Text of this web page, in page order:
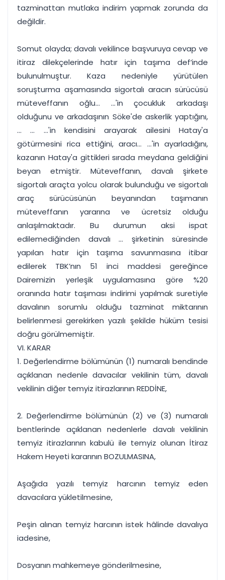
tazminattan mutlaka indirim yapmak zorunda da
değildir.
Somut olayda; davalı vekilince başvuruya cevap ve
itiraz dilekçelerinde hatır için taşıma def’inde
bulunulmuştur. Kaza nedeniyle yürütülen
soruşturma aşamasında sigortalı aracın sürücüsü
müteveffanın oğlu... ...'in çocukluk arkadaşı
olduğunu ve arkadaşının Söke'de askerlik yaptığını,
... ... ...'in kendisini arayarak ailesini Hatay'a
götürmesini rica ettiğini, aracı... ...'in ayarladığını,
kazanın Hatay'a gittikleri sırada meydana geldiğini
beyan etmiştir. Müteveffanın, davalı şirkete
sigortalı araçta yolcu olarak bulunduğu ve sigortalı
araç sürücüsünün beyanından taşımanın
müteveffanın yararına ve ücretsiz olduğu
anlaşılmaktadır. Bu durumun aksi ispat
edilemediğinden davalı ... şirketinin süresinde
yapılan hatır için taşıma savunmasına itibar
edilerek TBK’nın 51 inci maddesi gereğince
Dairemizin yerleşik uygulamasına göre %20
oranında hatır taşıması indirimi yapılmak suretiyle
davalının sorumlu olduğu tazminat miktarının
belirlenmesi gerekirken yazılı şekilde hüküm tesisi
doğru görülmemiştir.
VI. KARAR
1. Değerlendirme bölümünün (1) numaralı bendinde
açıklanan nedenle davacılar vekilinin tüm, davalı
vekilinin diğer temyiz itirazlarının REDDİNE,
2. Değerlendirme bölümünün (2) ve (3) numaralı
bentlerinde açıklanan nedenlerle davalı vekilinin
temyiz itirazlarının kabulü ile temyiz olunan İtiraz
Hakem Heyeti kararının BOZULMASINA,
Aşağıda yazılı temyiz harcının temyiz eden
davacılara yükletilmesine,
Peşin alınan temyiz harcının istek hâlinde davalıya
iadesine,
Dosyanın mahkemeye gönderilmesine,